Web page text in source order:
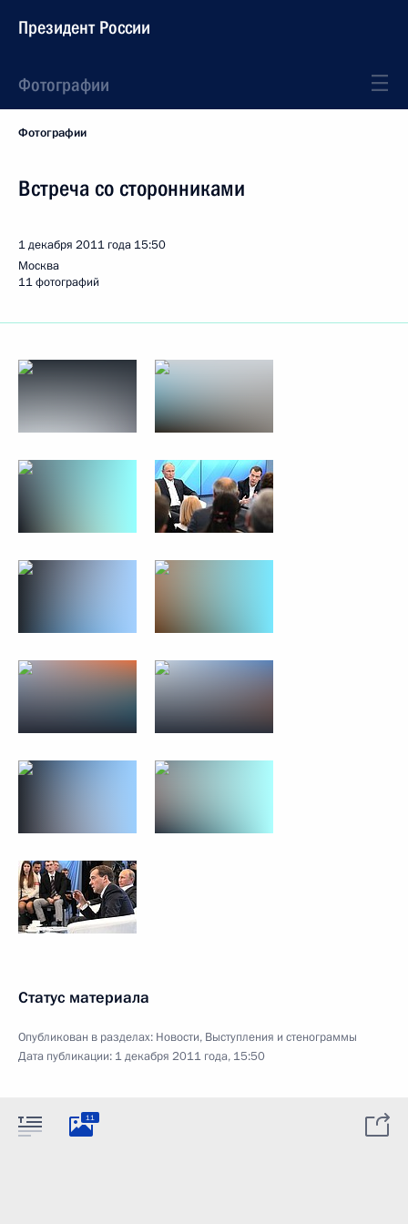
Президент России
Фотографии
Фотографии
Встреча со сторонниками
1 декабря 2011 года 15:50
Москва
11 фотографий
Статус материала
Опубликован в разделах: Новости, Выступления и стенограммы
Дата публикации: 1 декабря 2011 года, 15:50
11